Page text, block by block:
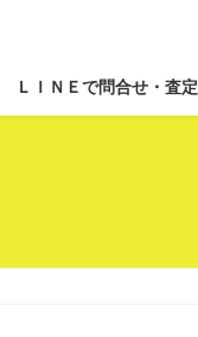
ＬＩＮＥで問合せ・査定